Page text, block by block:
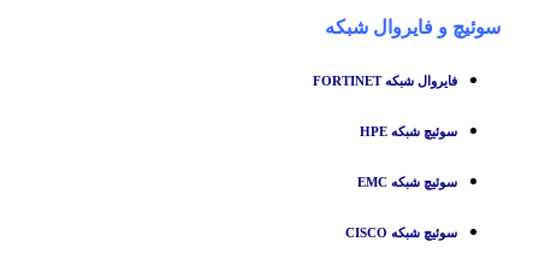
سوئیچ و فایروال شبکه
فایروال شبکه FORTINET
سوئیچ شبکه HPE
سوئیچ شبکه EMC
سوئیچ شبکه CISCO